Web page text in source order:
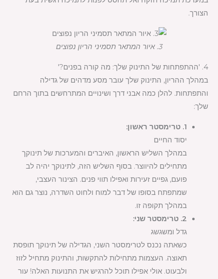
הצורך.
3. איור המתאר תסמיני הריון נפוצים
4. 'ההתפתחות של התינוק שלך: מה קורה בפנים?'
במהלך ההריון, התינוק שלך עובר מסע מדהים של גדילה
והתפתחות. להלן כמה אבני דרך ושינויים המתרחשים בתוך הרחם
שלך:
1. טרימסטר ראשון:
יסוד החיים
במהלך השליש הראשון, האיברים והמערכות של תינוקך
מתחילים להיווצר. בסוף השליש הזה, לתינוקך יהיה לב
פועם, גפיים זעירות ואפילו תווי פנים. הצינור העצבי,
שמתפתח בסופו של דבר למוח ולחוט השדרה, נוצר גם הוא
במהלך תקופה זו.
2. טרימסטר שני:
גדל ומשגשג
כשאתה נכנס לטרימסטר השני, הגדילה של תינוקך תופסת
תאוצה. העצמות מתחילות להתקשות, והתינוק מתחיל לזוז
ולבעוט. אולי אפילו תוכל להרגיש את התנועות האלה! עור